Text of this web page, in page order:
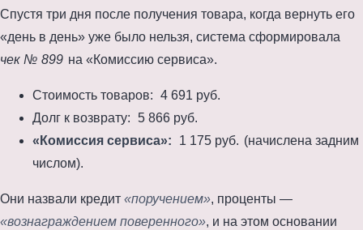
Спустя три дня после получения товара, когда вернуть его
«день в день» уже было нельзя, система сформировала
чек № 899 на «Комиссию сервиса».
Стоимость товаров: 4 691 руб.
Долг к возврату: 5 866 руб.
«Комиссия сервиса»:
1 175 руб. (начислена задним
числом).
Они назвали кредит «поручением», проценты —
«вознаграждением поверенного», и на этом основании